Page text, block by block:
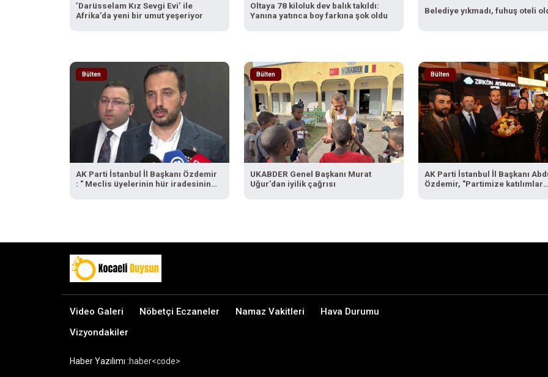
’Darüsselam Kız Sevgi Evi’ ile
Afrika’da yeni bir umut yeşeriyor
Oltaya 78 kiloluk dev balık takıldı:
Yanına yatınca boy farkına şok oldu
Belediye yıkmadı, fuhuş oteli
Bülten
AK Parti İstanbul İl Başkanı Özdemir
: " Meclis üyelerinin hür iradesinin
Bülten
UKABDER Genel Başkanı Murat
Uğur’dan iyilik çağrısı
Bülten
AK Parti İstanbul İl Başkanı
Özdemir, "Partimize katılımlar
Video Galeri Nöbetçi Eczaneler Namaz Vakitleri
Hava Durumu
Vizyondakiler
Haber Yazılımı :haber<code>